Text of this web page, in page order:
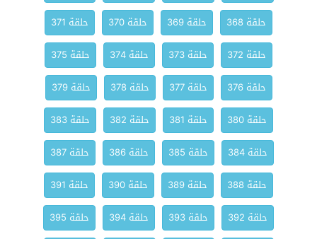
حلقة 368
حلقة 369 حلقة 370
حلقة 371
حلقة 372
حلقة 373 حلقة 374
حلقة 375
حلقة 376
حلقة 377 حلقة 378
حلقة 379
حلقة 380
حلقة 381 حلقة 382
حلقة 383
حلقة 384
حلقة 385 حلقة 386
حلقة 387
حلقة 388
حلقة 389 حلقة 390
حلقة 391
حلقة 392
حلقة 393 حلقة 394
حلقة 395